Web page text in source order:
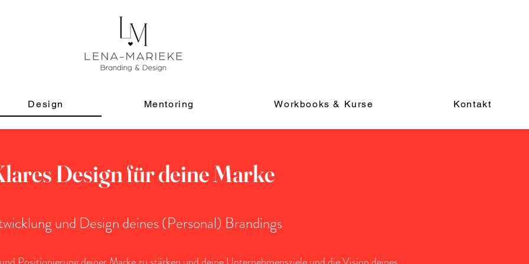
Design Mentoring Workbooks & Kurse Kontakt
Design für deine Marke
und Design deines (Personal) Brandings